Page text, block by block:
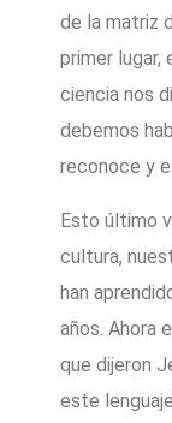
de la matriz
primer lugar,
ciencia nos
debemos
reconoce y
Esto último
cultura,
han
años. Ahora
que dijeron
este